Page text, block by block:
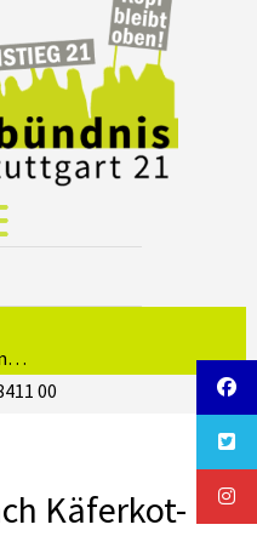
00
Käferkot-